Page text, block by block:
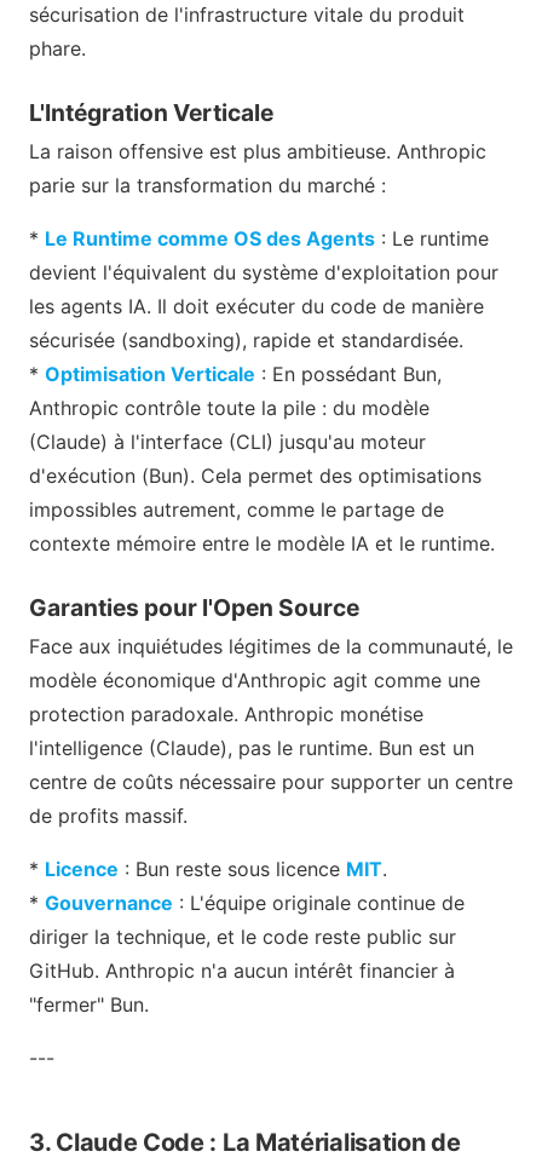
sécurisation de l'infrastructure vitale du produit
phare.
L'Intégration Verticale
La raison offensive est plus ambitieuse. Anthropic
parie sur la transformation du marché :
* Le Runtime comme OS des Agents : Le runtime
devient l'équivalent du système d'exploitation pour
les agents IA. Il doit exécuter du code de manière
sécurisée (sandboxing), rapide et standardisée.
* Optimisation Verticale : En possédant Bun,
Anthropic contrôle toute la pile : du modèle
(Claude) à l'interface (CLI) jusqu'au moteur
d'exécution (Bun). Cela permet des optimisations
impossibles autrement, comme le partage de
contexte mémoire entre le modèle IA et le runtime.
Garanties pour l'Open Source
Face aux inquiétudes légitimes de la communauté, le
modèle économique d'Anthropic agit comme une
protection paradoxale. Anthropic monétise
l'intelligence (Claude), pas le runtime. Bun est un
centre de coûts nécessaire pour supporter un centre
de profits massif.
* Licence : Bun reste sous licence MIT.
* Gouvernance : L'équipe originale continue de
diriger la technique, et le code reste public sur
GitHub. Anthropic n'a aucun intérêt financier à
"fermer" Bun.
---
3. Claude Code : La Matérialisation de